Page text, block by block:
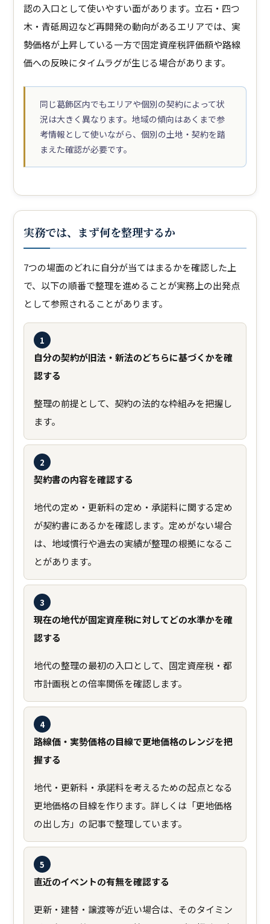
認の入口として使いやすい面があります。立石・四つ
木・青砥周辺など再開発の動向があるエリアでは、実
勢価格が上昇している一方で固定資産税評価額や路線
価への反映にタイムラグが生じる場合があります。
同じ葛飾区内でもエリアや個別の契約によって状
況は大きく異なります。地域の傾向はあくまで参
考情報として使いながら、個別の土地・契約を踏
まえた確認が必要です。
実務では、まず何を整理するか
7つの場面のどれに自分が当てはまるかを確認した上
で、以下の順番で整理を進めることが実務上の出発点
として参照されることがあります。
1
自分の契約が旧法・新法のどちらに基づくかを確
認する
整理の前提として、契約の法的な枠組みを把握し
ます。
2
契約書の内容を確認する
地代の定め・更新料の定め・承諾料に関する定め
が契約書にあるかを確認します。定めがない場合
は、地域慣行や過去の実績が整理の根拠になるこ
とがあります。
3
現在の地代が固定資産税に対してどの水準かを確
認する
地代の整理の最初の入口として、固定資産税・都
市計画税との倍率関係を確認します。
4
路線価・実勢価格の目線で更地価格のレンジを把
握する
地代・更新料・承諾料を考えるための起点となる
更地価格の目線を作ります。詳しくは「更地価格
の出し方」の記事で整理しています。
5
直近のイベントの有無を確認する
更新・建替・譲渡等が近い場合は、そのタイミン